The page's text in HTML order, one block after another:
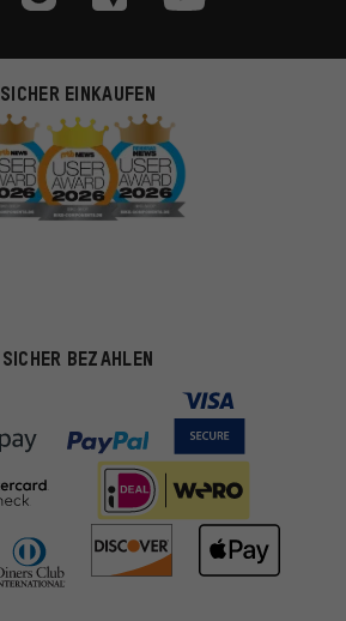
SICHER EINKAUFEN
SICHER BEZAHLEN